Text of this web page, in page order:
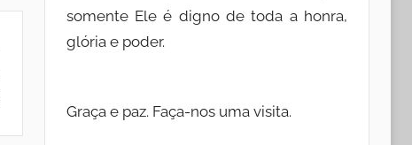
somente Ele é digno de toda a honra,
glória e poder.
Graça e paz. Faça-nos uma visita.